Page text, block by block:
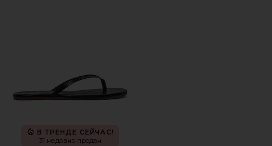
В ТРЕНДЕ СЕЙЧАС!
31 недавно продан